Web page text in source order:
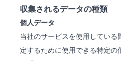
収集されるデータの種類
個人データ
当社のサービスを使用している
定するために使用できる特定の